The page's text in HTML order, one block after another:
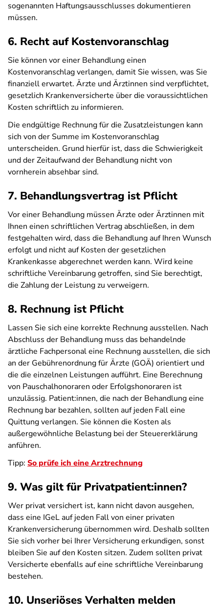
sogenannten Haftungsausschlusses dokumentieren
müssen.
6. Recht auf Kostenvoranschlag
Sie können vor einer Behandlung einen
Kostenvoranschlag verlangen, damit Sie wissen, was Sie
finanziell erwartet. Ärzte und Ärztinnen sind verpflichtet,
gesetzlich Krankenversicherte über die voraussichtlichen
Kosten schriftlich zu informieren.
Die endgültige Rechnung für die Zusatzleistungen kann
sich von der Summe im Kostenvoranschlag
unterscheiden. Grund hierfür ist, dass die Schwierigkeit
und der Zeitaufwand der Behandlung nicht von
vornherein absehbar sind.
7. Behandlungsvertrag ist Pflicht
Vor einer Behandlung müssen Ärzte oder Ärztinnen mit
Ihnen einen schriftlichen Vertrag abschließen, in dem
festgehalten wird, dass die Behandlung auf Ihren Wunsch
erfolgt und nicht auf Kosten der gesetzlichen
Krankenkasse abgerechnet werden kann. Wird keine
schriftliche Vereinbarung getroffen, sind Sie berechtigt,
die Zahlung der Leistung zu verweigern.
8. Rechnung ist Pflicht
Lassen Sie sich eine korrekte Rechnung ausstellen. Nach
Abschluss der Behandlung muss das behandelnde
ärztliche Fachpersonal eine Rechnung ausstellen, die sich
an der Gebührenordnung für Ärzte (GOÄ) orientiert und
die die einzelnen Leistungen aufführt. Eine Berechnung
von Pauschalhonoraren oder Erfolgshonoraren ist
unzulässig. Patient:innen, die nach der Behandlung eine
Rechnung bar bezahlen, sollten auf jeden Fall eine
Quittung verlangen. Sie können die Kosten als
außergewöhnliche Belastung bei der Steuererklärung
anführen.
Tipp: So prüfe ich eine Arztrechnung
9. Was gilt für Privatpatient:innen?
Wer privat versichert ist, kann nicht davon ausgehen,
dass eine IGeL auf jeden Fall von einer privaten
Krankenversicherung übernommen wird. Deshalb sollten
Sie sich vorher bei Ihrer Versicherung erkundigen, sonst
bleiben Sie auf den Kosten sitzen. Zudem sollten privat
Versicherte ebenfalls auf eine schriftliche Vereinbarung
bestehen.
10. Unseriöses Verhalten melden